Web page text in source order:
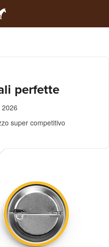
perfette
super competitivo